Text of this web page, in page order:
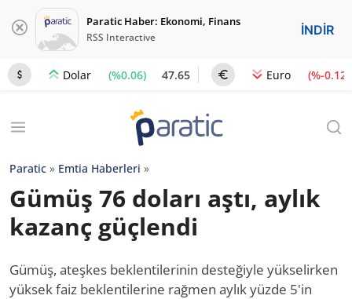
Paratic Haber: Ekonomi, Finans
RSS Interactive İNDİR
Dolar (%0.06) 47.65 Euro (%-0.12)
Paratic » Emtia Haberleri »
Gümüş 76 doları aştı, aylık
kazanç güçlendi
Gümüş, ateşkes beklentilerinin desteğiyle yükselirken
yüksek faiz beklentilerine rağmen aylık yüzde 5'in